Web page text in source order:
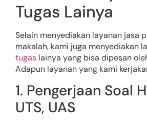
Tugas Lainya
Selain menyediakan layanan jasa
makalah, kami juga menyediakan
tugas lainya yang bisa dipesan
Adapun layanan yang kami
1. Pengerjaan Soal
UTS, UAS